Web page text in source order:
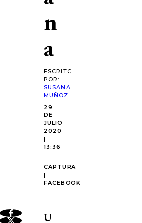
n
a
ESCRITO
POR:
SUSANA
MUÑOZ
29
DE
JULIO
2020
|
13:36
CAPTURA
|
FACEBOOK
U